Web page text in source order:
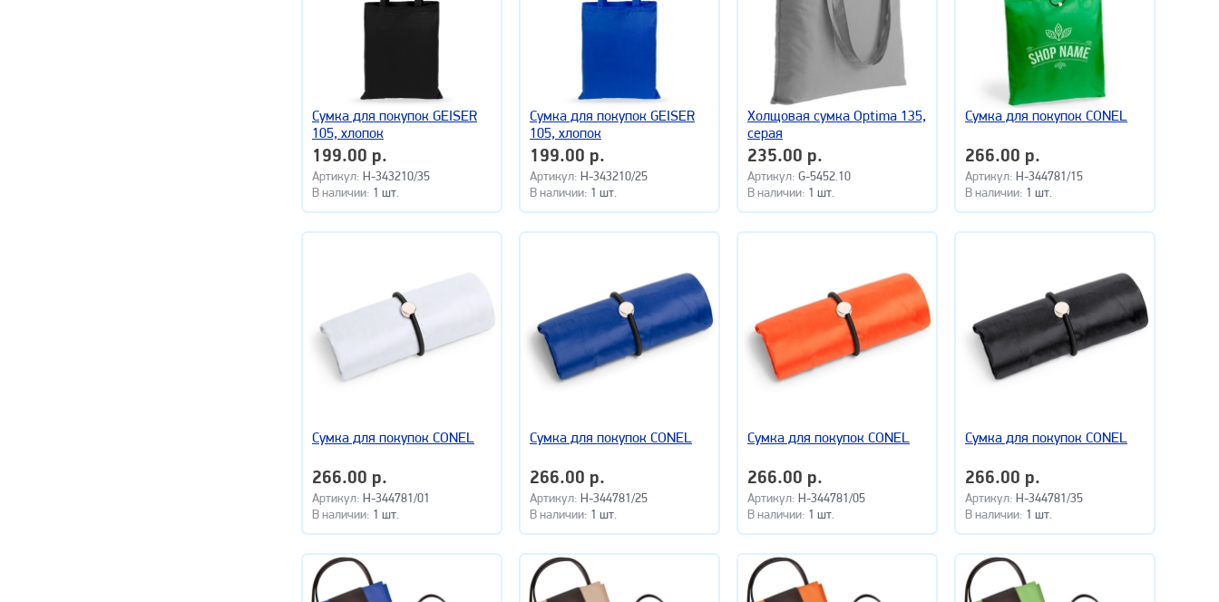
Сумка для покупок GEISER
105, хлопок
199.00 р.
Артикул: H-343210/35
В наличии: 1 шт.
Сумка для покупок GEISER
105, хлопок
199.00 р.
Артикул:H-343210/25
В наличии: 1 шт.
Холщовая сумка Optima 135,
серая
235.00 р.
Артикул:G-5452.10
В наличии: 1 шт.
Сумка для покупок CONEL
266.00 р.
Артикул:H-344781/15
В наличии: 1 шт.
Сумка для покупок CONEL
266.00 р.
Артикул: H-344781/01
В наличии: 1 шт.
Сумка для покупок CONEL
266.00 р.
Артикул:H-344781/25
В наличии: 1 шт.
Сумка для покупок CONEL
266.00 р.
Артикул:H-344781/05
В наличии: 1 шт.
Сумка для покупок CONEL
266.00 р.
Артикул:H-344781/35
В наличии: 1 шт.